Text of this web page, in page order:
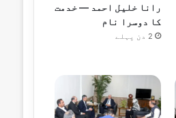
رانا خلیل احمد — خدمت
کا دوسرا نام
2 دن پہلے